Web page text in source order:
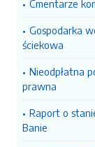
Cmentarze
Gospodarka
ściekowa
Nieodpłatna
prawna
Raport o
Banie